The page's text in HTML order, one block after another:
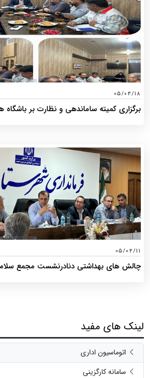
05/04/18
برگزاری کمیته ساماندهی و نظارت بر
05/04/11
چالش های بهداشتی دنادرنشست مجمع
لینک های مفید
اتوماسیون اداری
سامانه کارگزینی